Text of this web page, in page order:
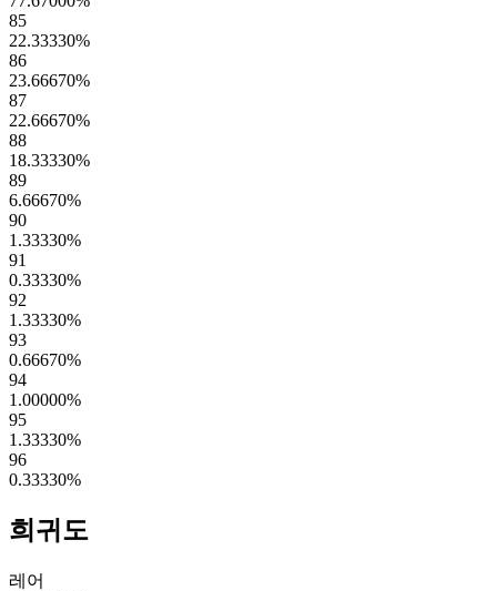
85
22.33330%
86
23.66670%
87
22.66670%
88
18.33330%
89
6.66670%
90
1.33330%
91
0.33330%
92
1.33330%
93
0.66670%
94
1.00000%
95
1.33330%
96
0.33330%
희귀도
레어